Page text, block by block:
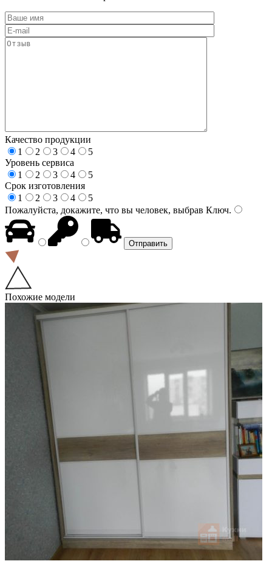
Качество продукции
1
2 3 4
5
Уровень сервиса
1
2 3 4
5
Срок изготовления
1
2 3 4
5
Пожалуйста, докажите, что вы человек, выбрав Ключ.
Похожие модели